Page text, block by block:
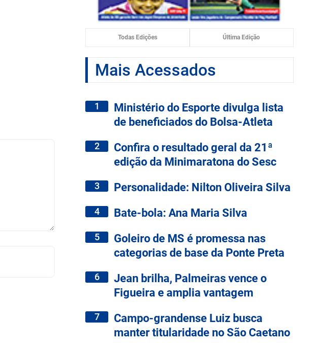
Todas Edições Última Edição
Mais Acessados
1
Ministério do Esporte divulga lista
de beneficiados do Bolsa-Atleta
2
Confira o resultado geral da 21ª
edição da Minimaratona do Sesc
3 Personalidade: Nilton Oliveira Silva
4 Bate-bola: Ana Maria Silva
5
Goleiro de MS é promessa nas
categorias de base da Ponte Preta
6
Jean brilha, Palmeiras vence o
Figueira e amplia vantagem
7
Campo-grandense Luiz busca
manter titularidade no São Caetano